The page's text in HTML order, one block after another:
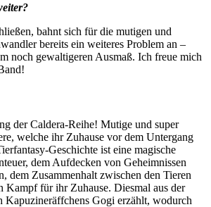
bahnt sich für die mutigen und
bereits ein weiteres Problem an –
noch gewaltigeren Ausmaß. Ich freue mich
der Caldera-Reihe! Mutige und super
welche ihr Zuhause vor dem Untergang
Geschichte ist eine magische
dem Aufdecken von Geheimnissen
dem Zusammenhalt zwischen den Tieren
Kampf für ihr Zuhause. Diesmal aus der
Kapuzineräffchens Gogi erzählt, wodurch